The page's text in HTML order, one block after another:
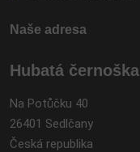
Naše adresa
Hubatá černoška
Na Potůčku 40
26401 Sedlčany
Česká republika